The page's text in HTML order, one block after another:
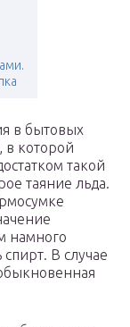
в бытовых
в которой
такой
таяние льда.
намного
В случае